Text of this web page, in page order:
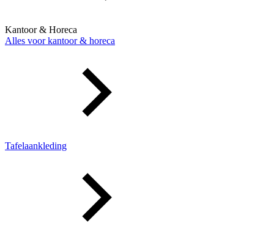
Kantoor & Horeca
Alles voor kantoor & horeca
Tafelaankleding